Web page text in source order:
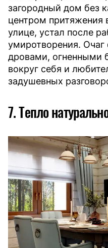
загородный дом без
центром притяжения
улице, устал после
умиротворения.
дровами, огненными
вокруг себя и
задушевных
7. Тепло